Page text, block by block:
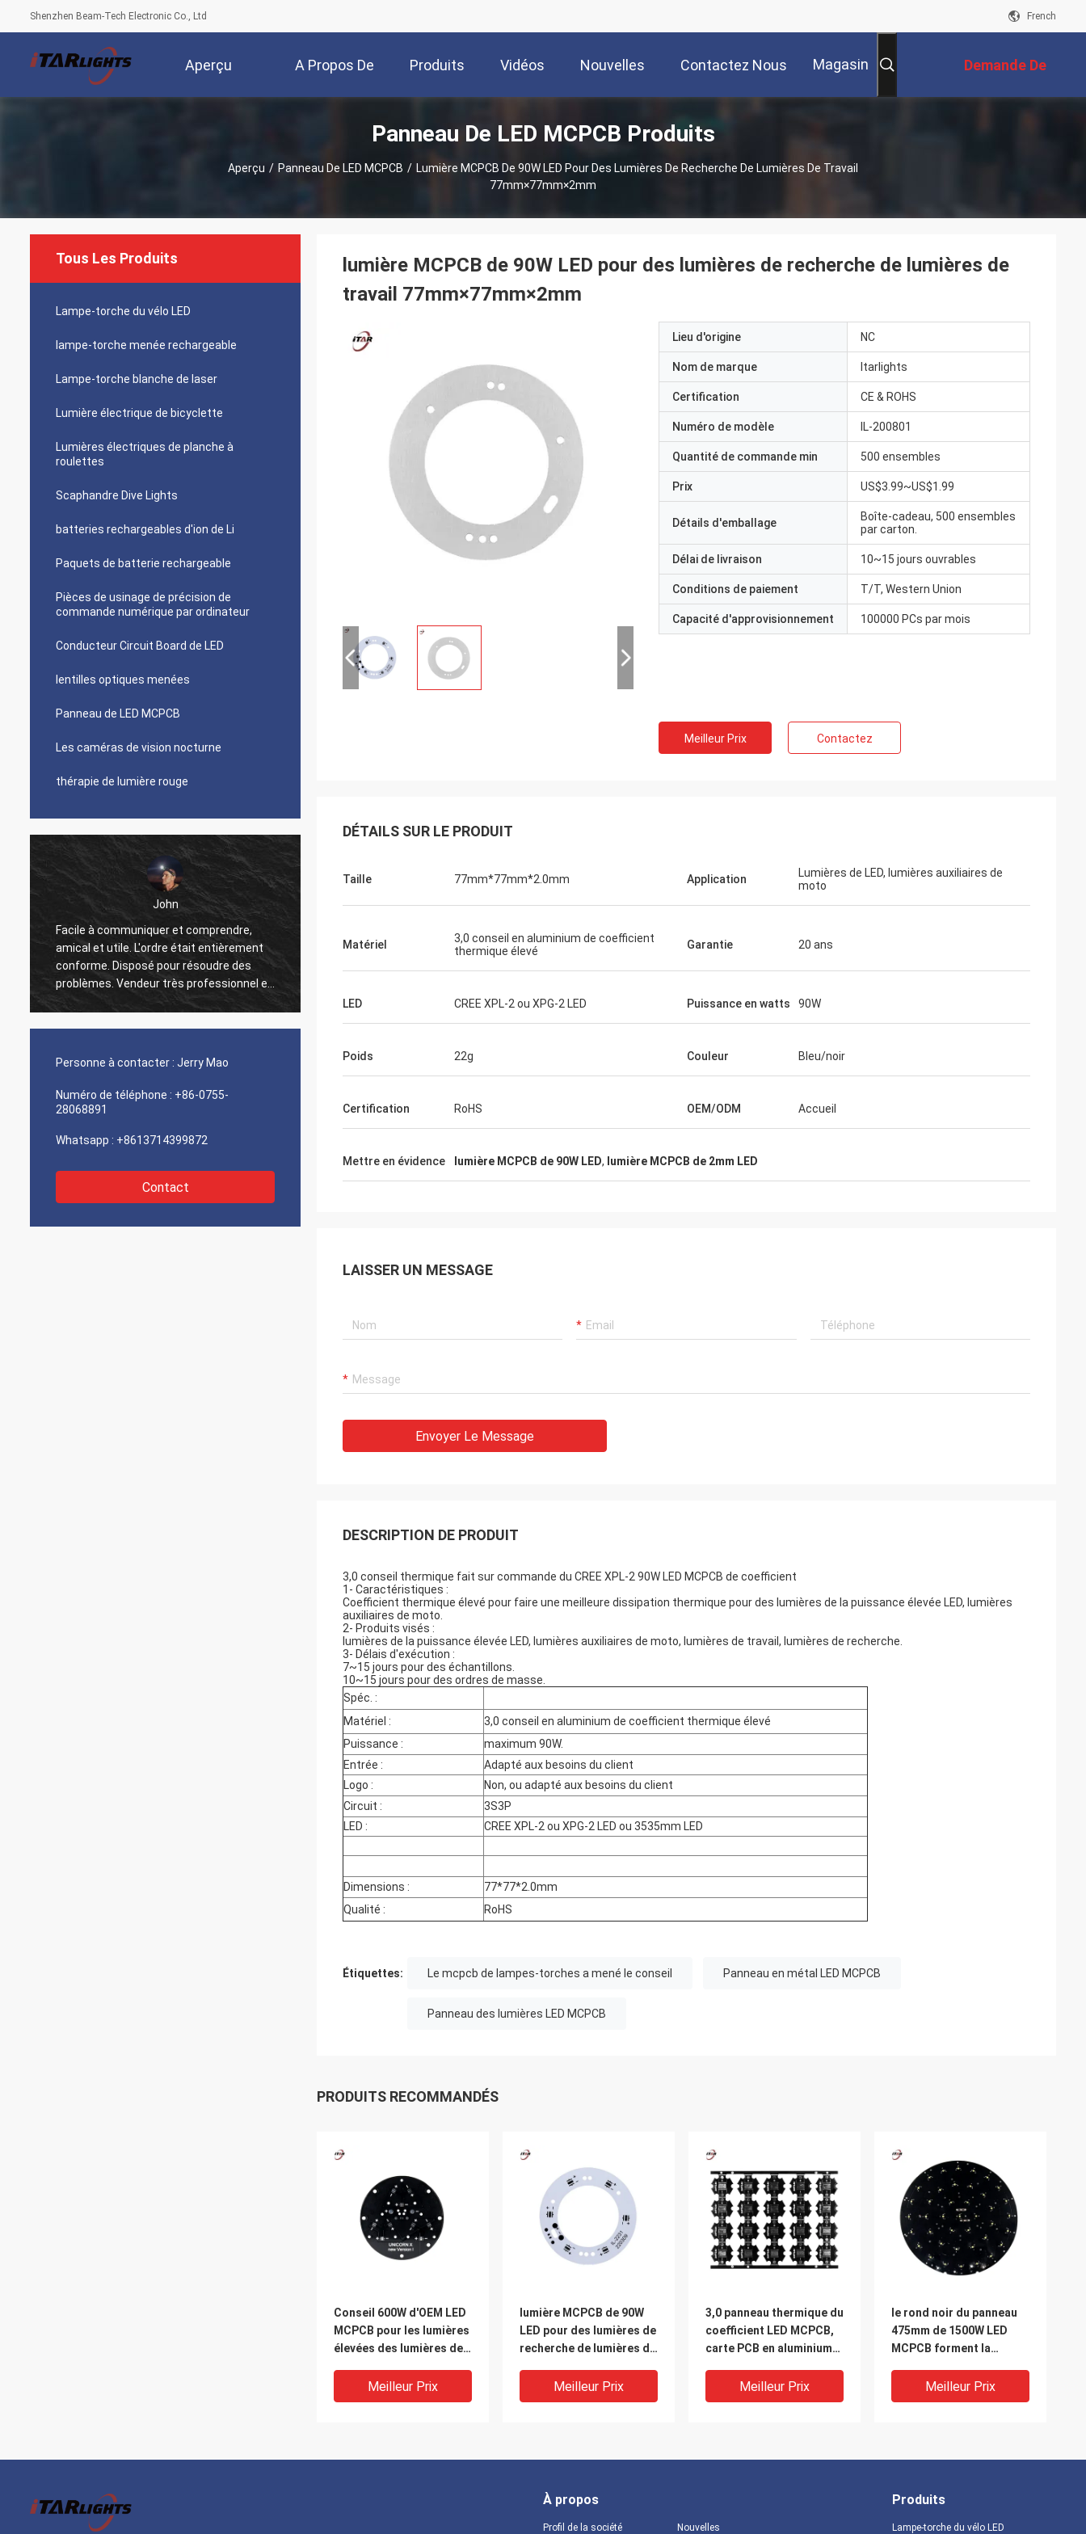
Shenzhen Beam-Tech Electronic Co., Ltd French
Aperçu A Propos De
Nous
Produits Vidéos Nouvelles Contactez Nous Magasin Demande De
Soumission
Panneau De LED MCPCB Produits
Aperçu / Panneau De LED MCPCB / Lumière MCPCB De 90W LED Pour Des Lumières De Recherche De Lumières De Travail
77mm×77mm×2mm
Tous Les Produits
Lampe-torche du vélo LED
lampe-torche menée rechargeable
Lampe-torche blanche de laser
Lumière électrique de bicyclette
Lumières électriques de planche à
roulettes
Scaphandre Dive Lights
batteries rechargeables d'ion de Li
Paquets de batterie rechargeable
Pièces de usinage de précision de
commande numérique par ordinateur
Conducteur Circuit Board de LED
lentilles optiques menées
Panneau de LED MCPCB
Les caméras de vision nocturne
thérapie de lumière rouge
John
Facile à communiquer et comprendre,
amical et utile. L'ordre était entièrement
conforme. Disposé pour résoudre des
problèmes. Vendeur très professionnel et
parfait ! ! ! Le produit est de haute qualité
Lucy
produits sont grands qualité et parfaits
Mr.Peter
fantastiques. Service rapide et produit de
Personne à contacter : Jerry Mao
Numéro de téléphone : +86-0755-
28068891
Whatsapp : +8613714399872
Contact
lumière MCPCB de 90W LED pour des lumières de recherche de lumières de
travail 77mm×77mm×2mm
Lieu d'origine NC
Nom de marque Itarlights
Certification CE & ROHS
Numéro de modèle IL-200801
Quantité de commande min 500 ensembles
Prix US$3.99~US$1.99
Détails d'emballage
Boîte-cadeau, 500 ensembles
par carton.
Délai de livraison 10~15 jours ouvrables
Conditions de paiement T/T, Western Union
Capacité d'approvisionnement 100000 PCs par mois
Meilleur Prix Contactez
DÉTAILS SUR LE PRODUIT
Taille 77mm*77mm*2.0mm Application
Lumières de LED, lumières auxiliaires de
moto
Matériel
3,0 conseil en aluminium de coefficient
thermique élevé
Garantie 20 ans
LED CREE XPL-2 ou XPG-2 LED Puissance en watts 90W
Poids 22g Couleur Bleu/noir
Certification RoHS OEM/ODM Accueil
Mettre en évidence lumière MCPCB de 90W LED, lumière MCPCB de 2mm LED
LAISSER UN MESSAGE
Envoyer Le Message
DESCRIPTION DE PRODUIT
3,0 conseil thermique fait sur commande du CREE XPL-2 90W LED MCPCB de coefficient
1- Caractéristiques :
Coefficient thermique élevé pour faire une meilleure dissipation thermique pour des lumières de la puissance élevée LED, lumières
auxiliaires de moto.
2- Produits visés :
lumières de la puissance élevée LED, lumières auxiliaires de moto, lumières de travail, lumières de recherche.
3- Délais d'exécution :
7~15 jours pour des échantillons.
10~15 jours pour des ordres de masse.
Spéc. :
Matériel :
3,0 conseil en aluminium de coefficient thermique élevé
Puissance :
maximum 90W.
Entrée :
Adapté aux besoins du client
Logo :
Non, ou adapté aux besoins du client
Circuit :
3S3P
LED :
CREE XPL-2 ou XPG-2 LED ou 3535mm LED
Dimensions :
77*77*2.0mm
Qualité :
RoHS
Étiquettes: Le mcpcb de lampes-torches a mené le conseil Panneau en métal LED MCPCB
Panneau des lumières LED MCPCB
PRODUITS RECOMMANDÉS
Conseil 600W d'OEM LED
MCPCB pour les lumières
élevées des lumières de
Meilleur Prix
lumière MCPCB de 90W
LED pour des lumières de
recherche de lumières de
77mm×77mm×2mm
Meilleur Prix
3,0 panneau thermique du
coefficient LED MCPCB,
carte PCB en aluminium
20mm LEDMeilleur Prix
le rond noir du panneau
475mm de 1500W LED
MCPCB forment la
Meilleur Prix
À propos
Profil de la société Nouvelles
Produits
Lampe-torche du vélo LED